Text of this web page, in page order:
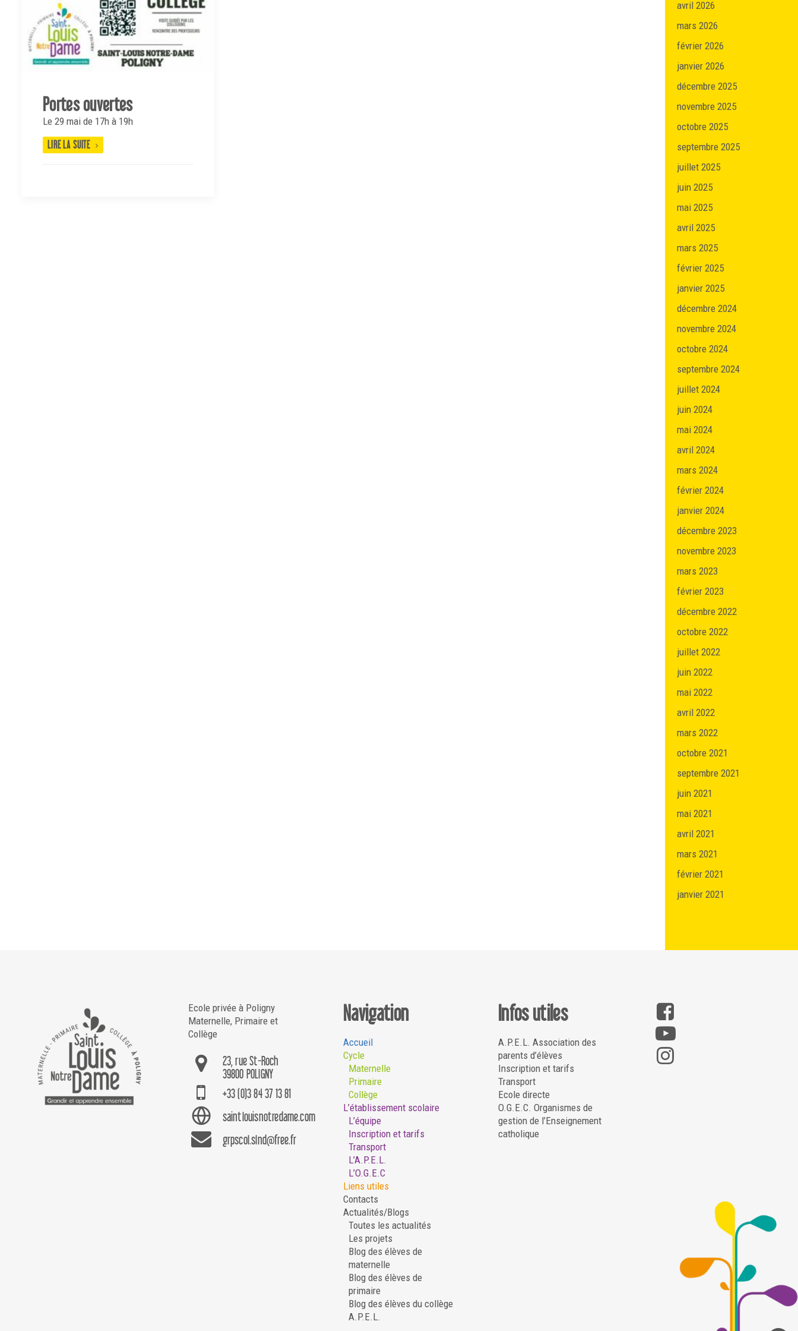
Portes ouvertes
Le 29 mai de 17h à 19h
LIRE LA SUITE
avril 2026
mars 2026
février 2026
janvier 2026
décembre 2025
novembre 2025
octobre 2025
septembre 2025
juillet 2025
juin 2025
mai 2025
avril 2025
mars 2025
février 2025
janvier 2025
décembre 2024
novembre 2024
octobre 2024
septembre 2024
juillet 2024
juin 2024
mai 2024
avril 2024
mars 2024
février 2024
janvier 2024
décembre 2023
novembre 2023
mars 2023
février 2023
décembre 2022
octobre 2022
juillet 2022
juin 2022
mai 2022
avril 2022
mars 2022
octobre 2021
septembre 2021
juin 2021
mai 2021
avril 2021
mars 2021
février 2021
janvier 2021
Ecole privée à Poligny
Maternelle, Primaire et
Collège
23, rue St-Roch
39800 POLIGNY
+33 (0)3 84 37 13 81
saintlouisnotredame.com
grpscol.slnd@free.fr
Navigation
Accueil
Cycle
Maternelle
Primaire
Collège
L’établissement scolaire
L’équipe
Inscription et tarifs
Transport
L’A.P.E.L.
L’O.G.E.C
Liens utiles
Contacts
Actualités/Blogs
Toutes les actualités
Les projets
Blog des élèves de
maternelle
Blog des élèves de
primaire
Blog des élèves du collège
A.P.E.L.
Infos utiles
A.P.E.L. Association des
parents d’élèves
Inscription et tarifs
Transport
Ecole directe
O.G.E.C. Organismes de
gestion de l’Enseignement
catholique